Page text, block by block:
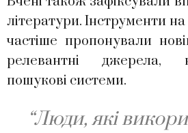
літератури. Інструменти
частіше пропонували
релевантні джерела,
пошукові системи.
“Люди, які